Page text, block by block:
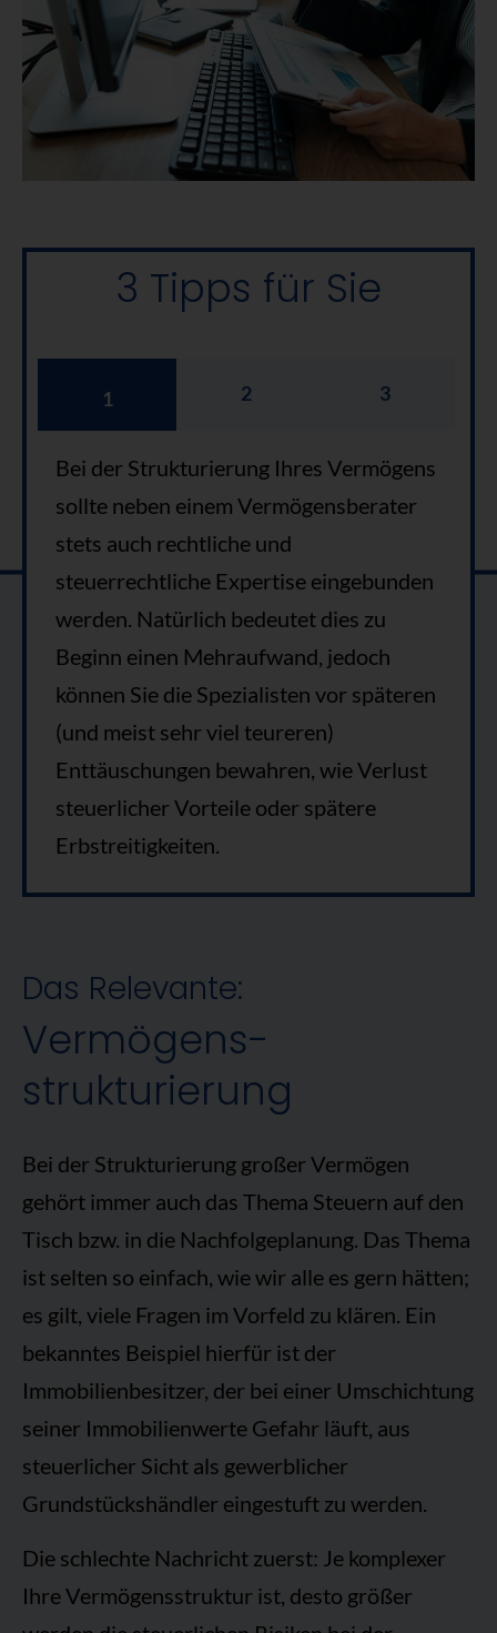
3 Tipps für Sie
1 2 3
Bei der Strukturierung Ihres Vermögens
sollte neben einem Vermögensberater
stets auch rechtliche und
steuerrechtliche Expertise eingebunden
werden. Natürlich bedeutet dies zu
Beginn einen Mehraufwand, jedoch
können Sie die Spezialisten vor späteren
(und meist sehr viel teureren)
Enttäuschungen bewahren, wie Verlust
steuerlicher Vorteile oder spätere
Erbstreitigkeiten.
Das Relevante:
Vermögens­
strukturierung
Bei der Strukturierung großer Vermögen
gehört immer auch das Thema Steuern auf den
Tisch bzw. in die Nachfolgeplanung. Das Thema
ist selten so einfach, wie wir alle es gern hätten;
es gilt, viele Fragen im Vorfeld zu klären. Ein
bekanntes Beispiel hierfür ist der
Immobilienbesitzer, der bei einer Umschichtung
seiner Immobilienwerte Gefahr läuft, aus
steuerlicher Sicht als gewerblicher
Grundstückshändler eingestuft zu werden.
Die schlechte Nachricht zuerst: Je komplexer
Ihre Vermögensstruktur ist, desto größer